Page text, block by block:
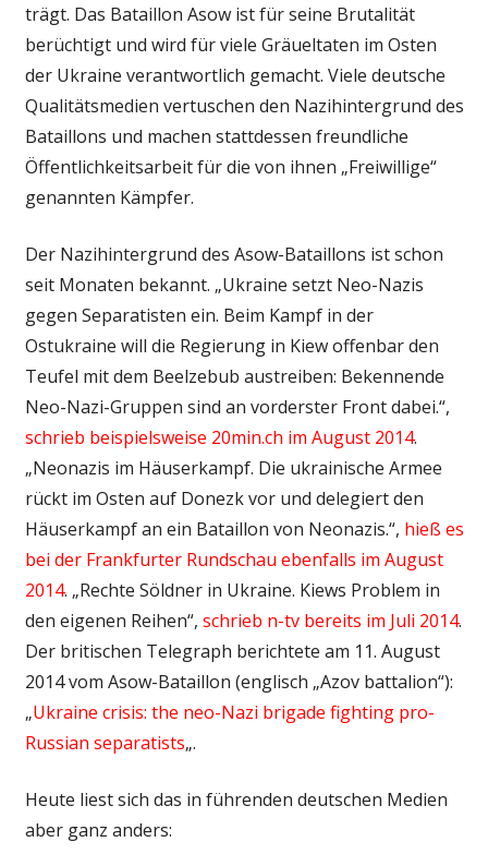
trägt. Das Bataillon Asow ist für seine Brutalität
berüchtigt und wird für viele Gräueltaten im Osten
der Ukraine verantwortlich gemacht. Viele deutsche
Qualitätsmedien vertuschen den Nazihintergrund des
Bataillons und machen stattdessen freundliche
Öffentlichkeitsarbeit für die von ihnen „Freiwillige“
genannten Kämpfer.
Der Nazihintergrund des Asow-Bataillons ist schon
seit Monaten bekannt. „Ukraine setzt Neo-Nazis
gegen Separatisten ein. Beim Kampf in der
Ostukraine will die Regierung in Kiew offenbar den
Teufel mit dem Beelzebub austreiben: Bekennende
Neo-Nazi-Gruppen sind an vorderster Front dabei.“,
schrieb beispielsweise 20min.ch im August 2014.
„Neonazis im Häuserkampf. Die ukrainische Armee
rückt im Osten auf Donezk vor und delegiert den
Häuserkampf an ein Bataillon von Neonazis.“, hieß es
bei der Frankfurter Rundschau ebenfalls im August
2014. „Rechte Söldner in Ukraine. Kiews Problem in
den eigenen Reihen“, schrieb n-tv bereits im Juli 2014.
Der britischen Telegraph berichtete am 11. August
2014 vom Asow-Bataillon (englisch „Azov battalion“):
„Ukraine crisis: the neo-Nazi brigade fighting pro-
Russian separatists„.
Heute liest sich das in führenden deutschen Medien
aber ganz anders: